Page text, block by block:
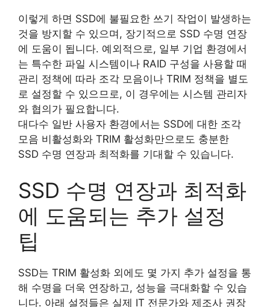
이렇게 하면 SSD에 불필요한 쓰기 작업이 발생하는
것을 방지할 수 있으며, 장기적으로 SSD 수명 연장
에 도움이 됩니다. 예외적으로, 일부 기업 환경에서
는 특수한 파일 시스템이나 RAID 구성을 사용할 때
관리 정책에 따라 조각 모음이나 TRIM 정책을 별도
로 설정할 수 있으므로, 이 경우에는 시스템 관리자
와 협의가 필요합니다.
대다수 일반 사용자 환경에서는 SSD에 대한 조각
모음 비활성화와 TRIM 활성화만으로도 충분한
SSD 수명 연장과 최적화를 기대할 수 있습니다.
SSD 수명 연장과 최적화
에 도움되는 추가 설정
팁
SSD는 TRIM 활성화 외에도 몇 가지 추가 설정을 통
해 수명을 더욱 연장하고, 성능을 극대화할 수 있습
니다. 아래 설정들은 실제 IT 전문가와 제조사 권장